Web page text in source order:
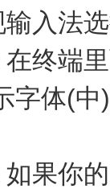
入法
在终端
字体(
如果你